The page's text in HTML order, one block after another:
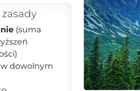
(suma
dowolnym